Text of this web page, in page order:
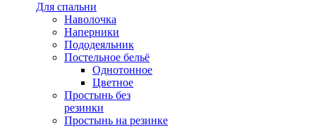
Для спальни
Наволочка
Наперники
Пододеяльник
Постельное бельё
Однотонное
Цветное
Простынь без
резинки
Простынь на резинке